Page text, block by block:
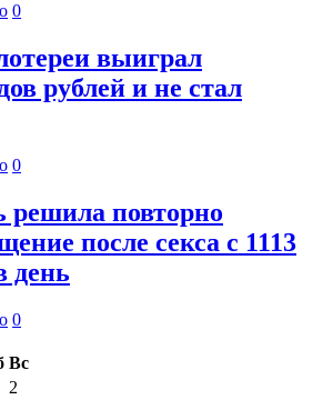
0
выиграл
рублей и не стал
0
решила повторно
после секса с 1113
день
0
Вс
2